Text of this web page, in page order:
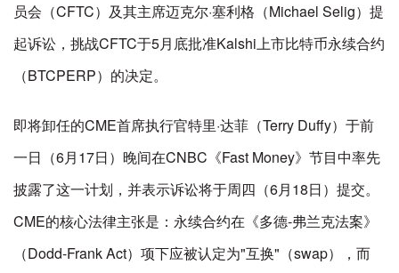
员会（CFTC）及其主席迈克尔·塞利格（Michael Selig）提
起诉讼，挑战CFTC于5月底批准Kalshi上市比特币永续合约
（BTCPERP）的决定。
即将卸任的CME首席执行官特里·达菲（Terry Duffy）于前
一日（6月17日）晚间在CNBC《Fast Money》节目中率先
披露了这一计划，并表示诉讼将于周四（6月18日）提交。
CME的核心法律主张是：永续合约在《多德-弗兰克法案》
（Dodd-Frank Act）项下应被认定为"互换"（swap），而